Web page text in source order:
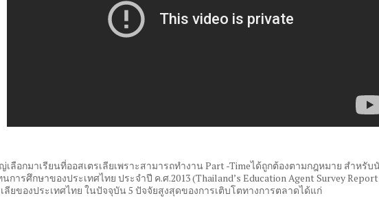
ลือกมาเรียนที่ออสเตรเลียเพราะสามารถทำงาน Part -Timeได้ถูกต้องตามกฎหมาย สำหรับ
ารศึกษาของประเทศไทย ประจำปี ค.ศ.2013 (Thailand’s Education Agent Survey
ลียของประเทศไทย ในปัจจุบัน 5 ปัจจัยสูงสุดของการเติบโตทางการตลาดได้แก่